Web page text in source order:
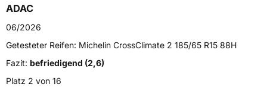
Fahrzeugtyp
Verwendung
ModellnameCrossClimate 2 AW
FahrzeugartPKW & SUV
ADAC
06/2026
Getesteter Reifen: Michelin CrossClimate 2 185/65 R15 88H
Fazit: befriedigend (2,6)
Platz 2 von 16